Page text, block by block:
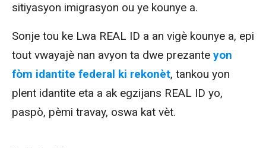
sitiyasyon imigrasyon ou ye kounye a.
Sonje tou ke Lwa REAL ID a an vigè kounye a, epi
tout vwayajè nan avyon ta dwe prezante yon
fòm idantite federal ki rekonèt, tankou yon
plent idantite eta a ak egzijans REAL ID yo,
paspò, pèmi travay, oswa kat vèt.